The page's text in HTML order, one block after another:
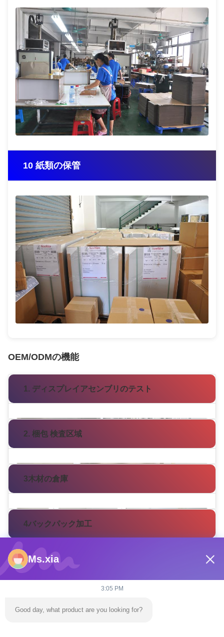
10 紙類の保管
OEM/ODMの機能
1. ディスプレイアセンブリのテスト
2. 梱包 検査区域
3木材の倉庫
4バックパック加工
5包装と輸送
Ms.xia
3:05 PM
Good day, what product are you looking for?